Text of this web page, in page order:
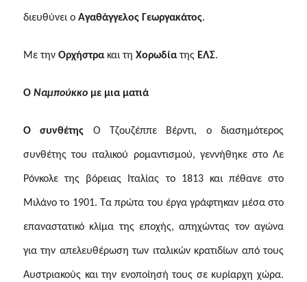
διευθύνει ο Αγαθάγγελος Γεωργακάτος.
Με την Ορχήστρακαι τη Χορωδίατης ΕΛΣ.
Ο Ναμπούκκομε μια ματιά
Ο συνθέτης Ο Τζουζέππε Βέρντι, ο διασημότερος
συνθέτης του ιταλικού ρομαντισμού, γεννήθηκε στο Λε
Ρόνκολε της βόρειας Ιταλίας το 1813 και πέθανε στο
Μιλάνο το 1901. Τα πρώτα του έργα γράφτηκαν μέσα στο
επαναστατικό κλίμα της εποχής, απηχώντας τον αγώνα
για την απελευθέρωση των ιταλικών κρατιδίων από τους
Αυστριακούς και την ενοποίησή τους σε κυρίαρχη χώρα.